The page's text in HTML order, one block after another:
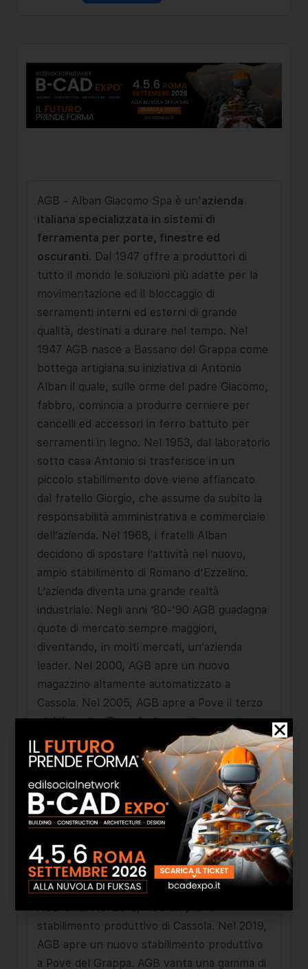
AGB - Alban Giacomo Spa è un'azienda
italiana specializzata in sistemi di
ferramenta per porte, finestre ed
oscuranti. Dal 1947 offre a produttori di
tutto il mondo le soluzioni più adatte per la
movimentazione ed il bloccaggio di
serramenti interni ed esterni di grande
qualità, destinati a durare nel tempo. Nel
1947 AGB nasce a Bassano del Grappa come
bottega artigiana su iniziativa di Antonio
Alban il quale, sulle orme del padre Giacomo,
fabbro, comincia a produrre cerniere per
cancelli ed accessori in ferro battuto per
serramenti in legno. Nel 1953, dal laboratorio
sotto casa Antonio si trasferisce in un
piccolo stabilimento dove viene affiancato
dal fratello Giorgio, che assume da subito la
responsabilità amministrativa e commerciale
dell’azienda. Nel 1968, i fratelli Alban
decidono di spostare l’attività nel nuovo,
ampio stabilimento di Romano d’Ezzelino.
L’azienda diventa una grande realtà
industriale. Negli anni ’80-’90 AGB guadagna
quote di mercato sempre maggiori,
diventando, in molti mercati, un’azienda
leader. Nel 2000, AGB apre un nuovo
magazzino altamente automatizzato a
Cassola. Nel 2005, AGB apre a Pove il terzo
stabilimento. Tecnologicamente
all’avanguardia, è deputato alla produzione di
cilindri di sicurezza. Nel 2008, Giacomo e
Alessandra Alban, con l’entusiasmo dello zio
Antonio e del padre Giorgio, assumono la
direzione dell’azienda, assicurando continuità
alla storia imprenditoriale di AGB. Tra il 2005
e il 2012, AGB apre 4 sedi commerciali
estere: AGB SL Logroño (Spagna), AGB Ital-
centar (Serbia), AGB EST Pltd (Bulgaria),
stabilimento produttivo di Cassola. Nel 2019,
AGB apre un nuovo stabilimento produttivo
a Pove del Grappa. AGB vanta una gamma di